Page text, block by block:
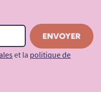
et la politique de